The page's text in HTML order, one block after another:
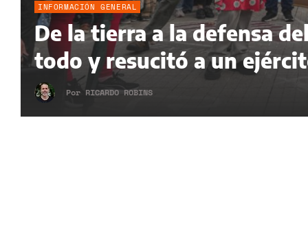
INFORMACIÓN GENERAL
De la tierra a la defensa
todo y resucitó a un
Por RICARDO ROBINS